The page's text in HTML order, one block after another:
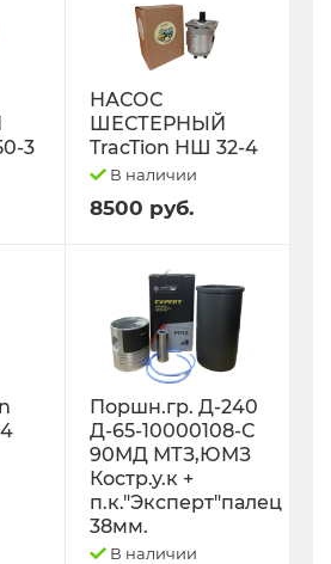
3
НАСОС
ШЕСТЕРНЫЙ
TracTion НШ 32-4
В наличии
8500 руб.
Поршн.гр. Д-240
Д-65-10000108-С
90МД МТЗ,ЮМЗ
Костр.у.к +
п.к."Эксперт"палец
38мм.
В наличии